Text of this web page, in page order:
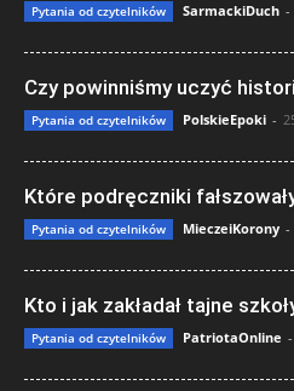
Pytania od czytelników SarmackiDuch -
Czy powinniśmy uczyć
Pytania od czytelników PolskieEpoki -
Które podręczniki
Pytania od czytelników MieczeiKorony -
Kto i jak zakładał tajne
Pytania od czytelników PatriotaOnline -